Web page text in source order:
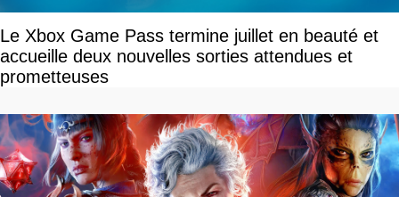
Le Xbox Game Pass termine juillet en beauté et
accueille deux nouvelles sorties attendues et
prometteuses